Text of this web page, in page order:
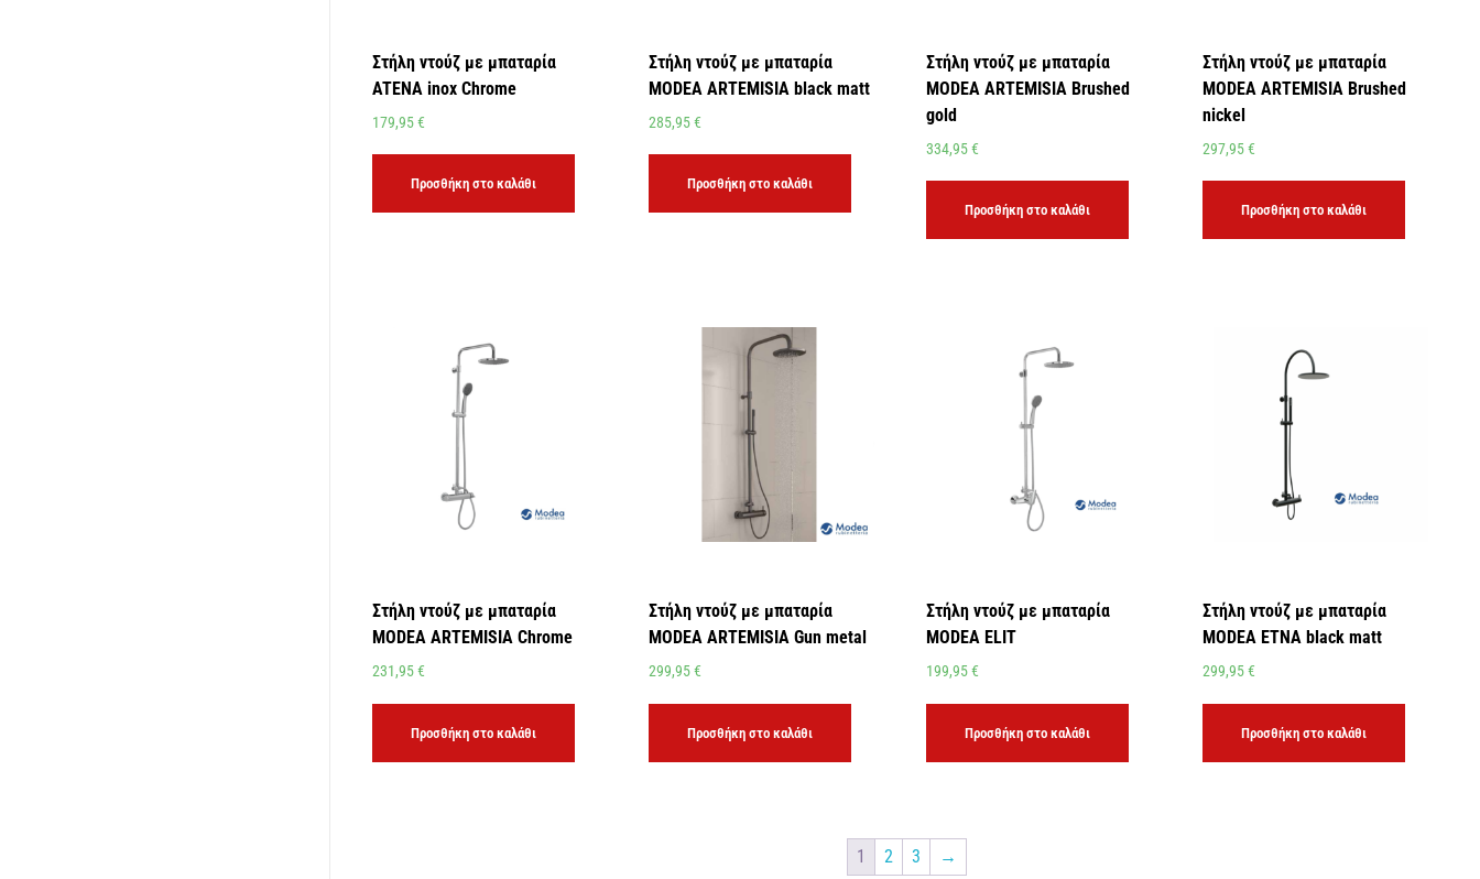
Στήλη ντούζ με μπαταρία
ATENA inox Chrome
179,95€
Προσθήκη στο καλάθι
Στήλη ντούζ με μπαταρία
MODEA ARTEMISIA black matt
285,95€
Προσθήκη στο καλάθι
Στήλη ντούζ με μπαταρία
MODEA ARTEMISIA Brushed
gold
334,95€
Προσθήκη στο καλάθι
Στήλη ντούζ με μπαταρία
MODEA ARTEMISIA Brushed
nickel
297,95€
Προσθήκη στο καλάθι
Στήλη ντούζ με μπαταρία
MODEA ARTEMISIA Chrome
231,95€
Προσθήκη στο καλάθι
Στήλη ντούζ με μπαταρία
MODEA ARTEMISIA Gun metal
299,95€
Προσθήκη στο καλάθι
Στήλη ντούζ με μπαταρία
MODEA ELIT
199,95€
Προσθήκη στο καλάθι
Στήλη ντούζ με μπαταρία
MODEA ETNA black matt
299,95€
Προσθήκη στο καλάθι
1 2 3 →